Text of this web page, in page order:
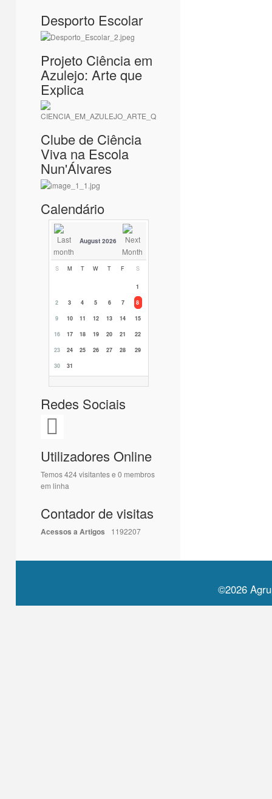
Desporto Escolar
Projeto Ciência em
Azulejo: Arte que
Explica
Clube de Ciência
Viva na Escola
Nun'Álvares
Calendário
August 2026
S M T W T F S
1
2
3 4 5 6 7
8
9
10 11 12 13 14
15
16
17 18 19 20 21
22
23
24 25 26 27 28
29
30
31
Redes Sociais
Utilizadores Online
Temos 424 visitantes e 0 membros
em linha
Contador de visitas
Acessos a Artigos 1192207
©2026